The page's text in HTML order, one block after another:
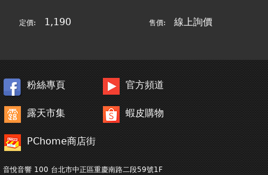
定價: 1,190 售價: 線上詢價
粉絲專頁 官方頻道
露天市集 蝦皮購物
PChome商店街
音悅音響 100 台北市中正區重慶南路二段59號1F